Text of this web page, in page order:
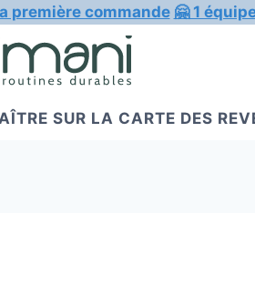
première commande 🤗 1
SUR LA CARTE DES